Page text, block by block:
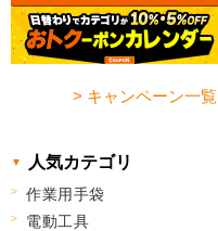
> キャンペーン一覧
人気カテゴリ
作業用手袋
電動工具